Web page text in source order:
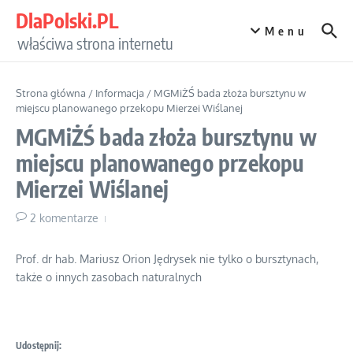
DlaPolski.PL
właściwa strona internetu
Menu
Strona główna / Informacja / MGMiŻŚ bada złoża bursztynu w
miejscu planowanego przekopu Mierzei Wiślanej
MGMiŻŚ bada złoża bursztynu w
miejscu planowanego przekopu
Mierzei Wiślanej
2 komentarze
Prof. dr hab. Mariusz Orion Jędrysek nie tylko o bursztynach,
także o innych zasobach naturalnych
Udostępnij: